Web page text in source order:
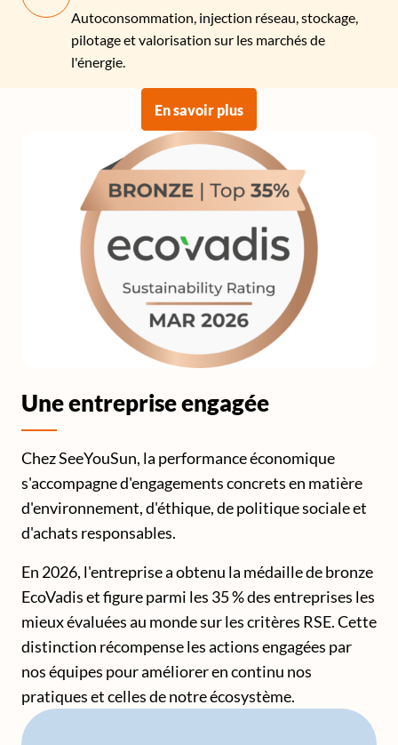
Autoconsommation, injection réseau, stockage,
pilotage et valorisation sur les marchés de
l'énergie.
En savoir plus
Une entreprise engagée
Chez SeeYouSun, la performance économique
s'accompagne d'engagements concrets en matière
d'environnement, d'éthique, de politique sociale et
d'achats responsables.
En 2026, l'entreprise a obtenu la médaille de bronze
EcoVadis et figure parmi les 35 % des entreprises les
mieux évaluées au monde sur les critères RSE. Cette
distinction récompense les actions engagées par
nos équipes pour améliorer en continu nos
pratiques et celles de notre écosystème.